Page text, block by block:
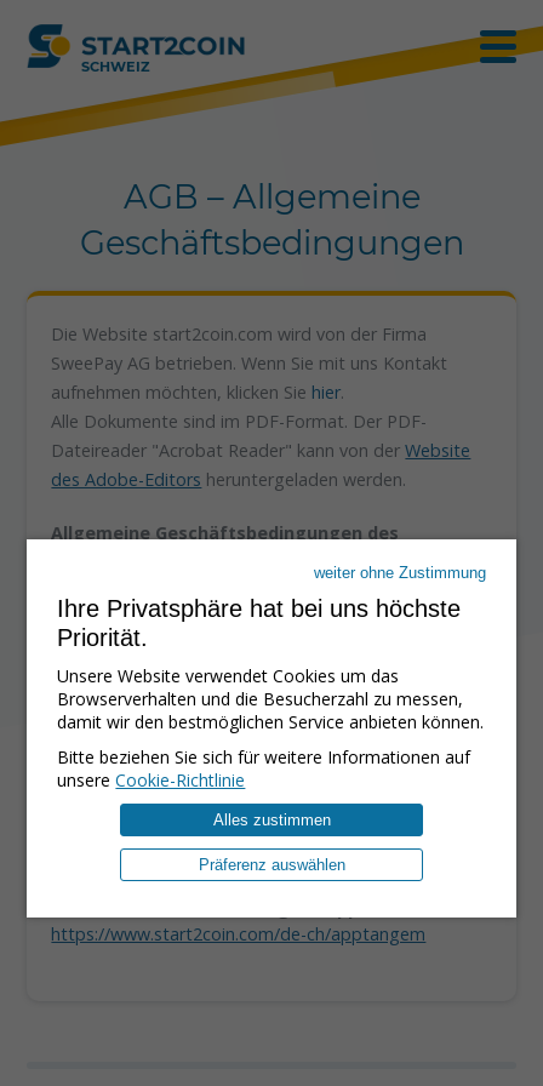
SCHWEIZ
AGB – Allgemeine
Geschäftsbedingungen
Die Website start2coin.com wird von der Firma
SweePay AG betrieben. Wenn Sie mit uns Kontakt
aufnehmen möchten, klicken Sie hier.
Alle Dokumente sind im PDF-Format. Der PDF-
Dateireader "Acrobat Reader" kann von derWebsite
des Adobe-Editors heruntergeladen werden.
Allgemeine Geschäftsbedingungen des
https://www.start2coin.com/de-ch/anb
Datenschutzrichtlinie für Ihre persönlichen
https://www.start2coin.com/de-ch/data
Cookie-Richtlinie:
https://www.start2coin.com/de-ch/cookies
Nutzungsbedingungen der Start2Coin-Tangem-
https://www.start2coin.com/de-ch/tangem
https://www.start2coin.com/de-ch/apptangem
weiter ohne Zustimmung
Ihre Privatsphäre hat bei uns höchste
Priorität.
Unsere Website verwendet Cookies um das
Browserverhalten und die Besucherzahl zu messen,
damit wir den bestmöglichen Service anbieten können.
Bitte beziehen Sie sich für weitere Informationen auf
unsereCookie-Richtlinie
Alles zustimmen
Präferenz auswählen